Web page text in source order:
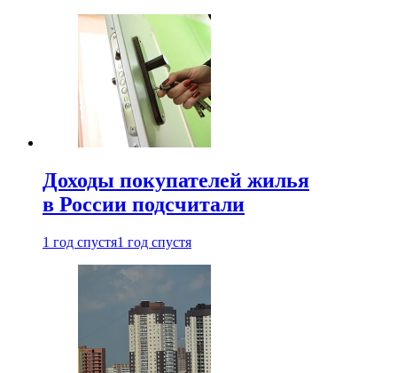
Доходы покупателей жилья
в России подсчитали
1 год спустя1 год спустя